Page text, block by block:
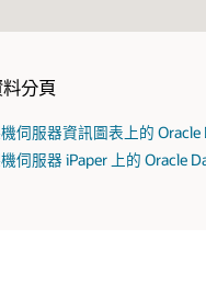
分頁
伺服器資訊圖表上的 Oracle
伺服器 iPaper 上的 Oracle